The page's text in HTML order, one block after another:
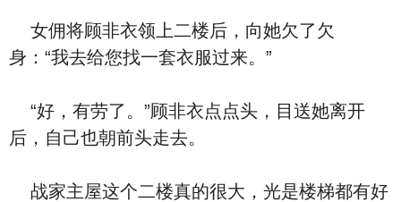
女佣将顾非衣领上二楼后，向她欠了欠
身：“我去给您找一套衣服过来。”
“好，有劳了。”顾非衣点点头，目送她离开
后，自己也朝前头走去。
战家主屋这个二楼真的很大，光是楼梯都有好